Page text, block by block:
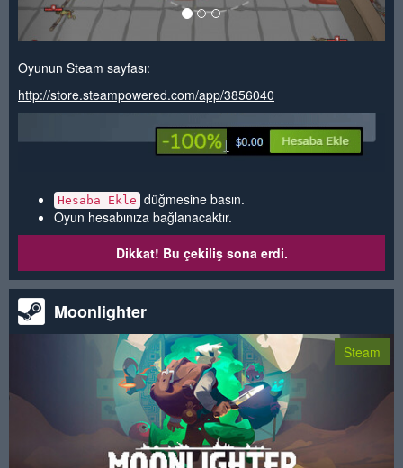
Oyunun Steam sayfası:
http://store.steampowered.com/app/3856040
Hesaba Ekle düğmesine basın.
Oyun hesabınıza bağlanacaktır.
Dikkat! Bu çekiliş sona erdi.
Moonlighter
Steam